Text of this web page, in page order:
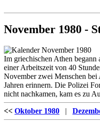
November 1980 -
Im griechischen Athen
einer Arbeitszeit von 40
November zwei Menschen bei
Jahren erinnern. Die Polizei
nicht nachkamen, kam es zu
<< Oktober 1980 |